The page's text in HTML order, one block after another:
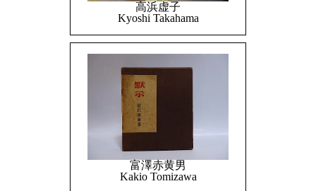
高浜虚子
Kyoshi Takahama
富澤赤黄男
Kakio Tomizawa